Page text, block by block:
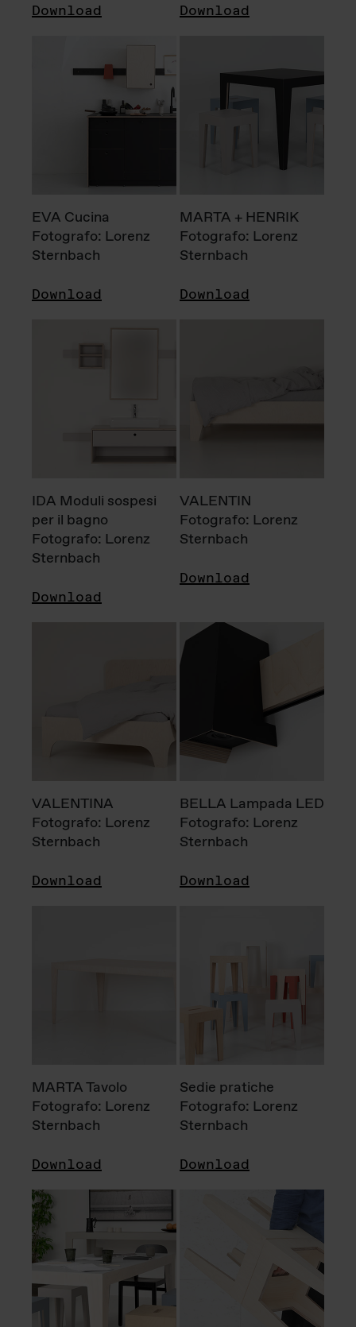
Download Download
EVA Cucina
Fotografo: Lorenz
Sternbach
Download
MARTA + HENRIK
Fotografo: Lorenz
Sternbach
Download
IDA Moduli sospesi
per il bagno
Fotografo: Lorenz
Sternbach
Download
VALENTIN
Fotografo: Lorenz
Sternbach
Download
VALENTINA
Fotografo: Lorenz
Sternbach
Download
BELLA Lampada LED
Fotografo: Lorenz
Sternbach
Download
MARTA Tavolo
Fotografo: Lorenz
Sternbach
Download
Sedie pratiche
Fotografo: Lorenz
Sternbach
Download